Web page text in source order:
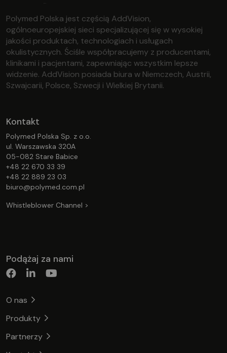
Polymed Polska jest częścią AddVision,
ogólnoeuropejskiej sieci specjalizującej się w wysokiej
jakości produktach, technologiach i usługach
okulistycznych. Ściśle współpracujemy z producentami,
klinikami i pacjentami, zapewniając wszystkim lepsze
widzenie. AddVision posiada biura w Niemczech, Austrii,
Szwajcarii, Polsce, Szwecji i Wielkiej Brytanii.
Kontakt
Polymed Polska Sp. z o.o.
ul. Warszawska 320A
05-082 Stare Babice
+48 22 670 33 39
+48 22 889 23 03
biuro@polymed.com.pl
Whistleblower Channel >
Podążaj za nami
O nas
Produkty
Partnerzy